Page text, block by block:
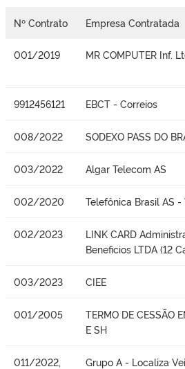
Nº Contrato Empresa Contratada
001/2019 MR COMPUTER Inf.
9912456121 EBCT - Correios
008/2022 SODEXO PASS DO
003/2022 Algar Telecom AS
002/2020 Telefônica Brasil AS -
002/2023
LINK CARD
Beneficios LTDA (12
003/2023 CIEE
001/2005
TERMO DE CESSÃO
E SH
011/2022,
Grupo A - Localiza